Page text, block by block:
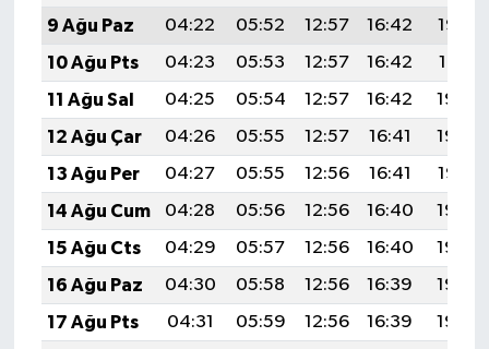
9 Ağu Paz
04:22 05:52 12:57 16:42
19:52
10 Ağu Pts
04:23 05:53 12:57 16:42
19:51
11 Ağu Sal
04:25 05:54 12:57 16:42
19:50
12 Ağu Çar
04:26 05:55 12:57 16:41
19:49
13 Ağu Per
04:27 05:55 12:56 16:41
19:47
14 Ağu Cum
04:28 05:56 12:56 16:40
19:46
15 Ağu Cts
04:29 05:57 12:56 16:40
19:45
16 Ağu Paz
04:30 05:58 12:56 16:39
19:44
17 Ağu Pts
04:31 05:59 12:56 16:39
19:43